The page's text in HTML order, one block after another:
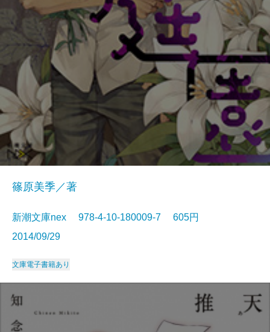
篠原美季／著
新潮文庫nex 978-4-10-180009-7 605円
2014/09/29
文庫電子書籍あり